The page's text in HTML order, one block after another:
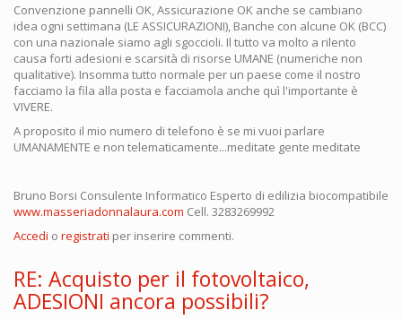
Convenzione pannelli OK, Assicurazione OK anche se cambiano
idea ogni settimana (LE ASSICURAZIONI), Banche con alcune OK (BCC)
con una nazionale siamo agli sgoccioli. Il tutto va molto a rilento
causa forti adesioni e scarsità di risorse UMANE (numeriche non
qualitative). Insomma tutto normale per un paese come il nostro
facciamo la fila alla posta e facciamola anche quì l'importante è
VIVERE.
A proposito il mio numero di telefono è se mi vuoi parlare
UMANAMENTE e non telematicamente...meditate gente meditate
Bruno Borsi Consulente Informatico Esperto di edilizia biocompatibile
www.masseriadonnalaura.com Cell. 3283269992
Accedi o registrati per inserire commenti.
RE: Acquisto per il fotovoltaico,
ADESIONI ancora possibili?